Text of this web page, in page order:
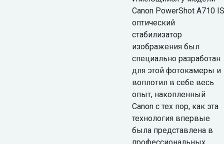
Canon PowerShot A710 IS
оптический
стабилизатор
изображения был
специально разработан
для этой фотокамеры и
воплотил в себе весь
опыт, накопленный
Canon с тех пор, как эта
технология впервые
была представлена в